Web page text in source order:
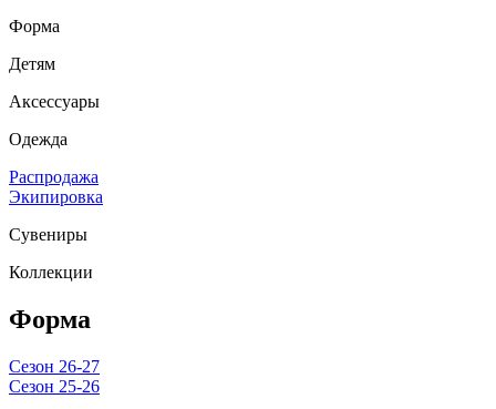
Форма
Детям
Аксессуары
Одежда
Распродажа
Экипировка
Сувениры
Коллекции
Форма
Сезон 26-27
Сезон 25-26